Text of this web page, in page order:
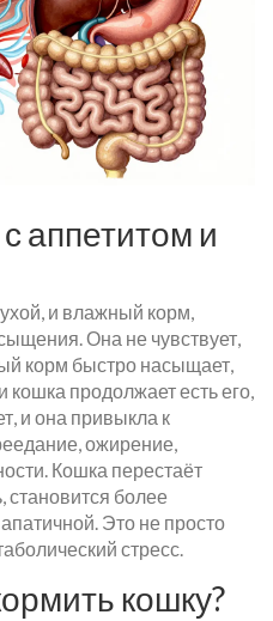
аппетитом и
и влажный корм,
Она не чувствует,
корм быстро насыщает,
кошка продолжает есть его,
и она привыкла к
ожирение,
Кошка перестаёт
становится более
Это не просто
стресс.
кошку?